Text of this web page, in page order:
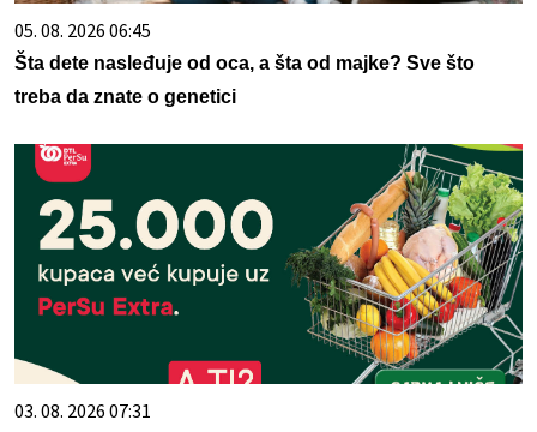
05. 08. 2026 06:45
Šta dete nasleđuje od oca, a šta od majke? Sve što
treba da znate o genetici
03. 08. 2026 07:31